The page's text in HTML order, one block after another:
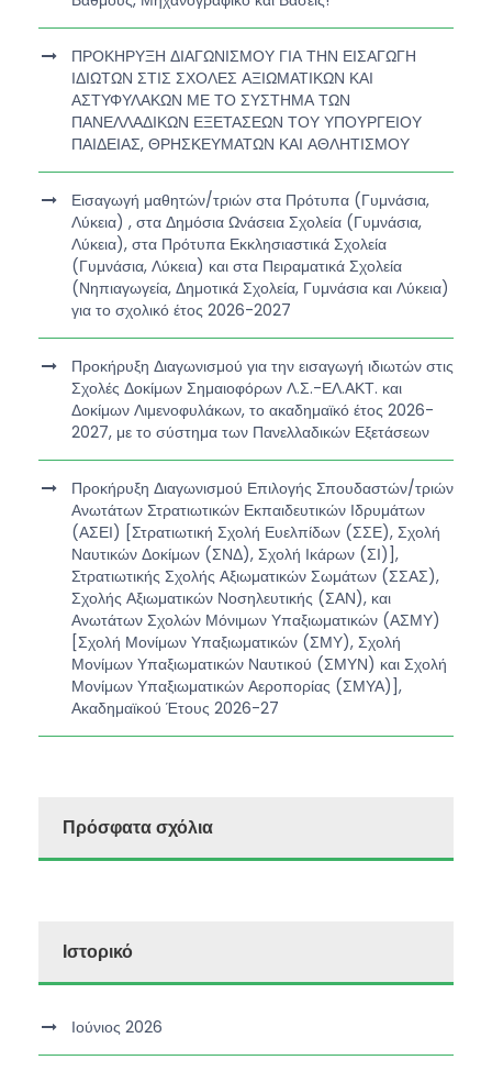
ΠΡΟΚΗΡΥΞΗ ΔΙΑΓΩΝΙΣΜΟΥ ΓΙΑ ΤΗΝ ΕΙΣΑΓΩΓΗ
ΙΔΙΩΤΩΝ ΣΤΙΣ ΣΧΟΛΕΣ ΑΞΙΩΜΑΤΙΚΩΝ ΚΑΙ
ΑΣΤΥΦΥΛΑΚΩΝ ΜΕ ΤΟ ΣΥΣΤΗΜΑ ΤΩΝ
ΠΑΝΕΛΛΑΔΙΚΩΝ ΕΞΕΤΑΣΕΩΝ ΤΟΥ ΥΠΟΥΡΓΕΙΟΥ
ΠΑΙΔΕΙΑΣ, ΘΡΗΣΚΕΥΜΑΤΩΝ ΚΑΙ ΑΘΛΗΤΙΣΜΟΥ
Εισαγωγή μαθητών/τριών στα Πρότυπα (Γυμνάσια,
Λύκεια) , στα Δημόσια Ωνάσεια Σχολεία (Γυμνάσια,
Λύκεια), στα Πρότυπα Εκκλησιαστικά Σχολεία
(Γυμνάσια, Λύκεια) και στα Πειραματικά Σχολεία
(Νηπιαγωγεία, Δημοτικά Σχολεία, Γυμνάσια και Λύκεια)
για το σχολικό έτος 2026-2027
Προκήρυξη Διαγωνισμού για την εισαγωγή ιδιωτών στις
Σχολές Δοκίμων Σημαιοφόρων Λ.Σ.-ΕΛ.ΑΚΤ. και
Δοκίμων Λιμενοφυλάκων, το ακαδημαϊκό έτος 2026-
2027, με το σύστημα των Πανελλαδικών Εξετάσεων
Προκήρυξη Διαγωνισμού Επιλογής Σπουδαστών/τριών
Ανωτάτων Στρατιωτικών Εκπαιδευτικών Ιδρυμάτων
(ΑΣΕΙ) [Στρατιωτική Σχολή Ευελπίδων (ΣΣΕ), Σχολή
Ναυτικών Δοκίμων (ΣΝΔ), Σχολή Ικάρων (ΣΙ)],
Στρατιωτικής Σχολής Αξιωματικών Σωμάτων (ΣΣΑΣ),
Σχολής Αξιωματικών Νοσηλευτικής (ΣΑΝ), και
Ανωτάτων Σχολών Μόνιμων Υπαξιωματικών (ΑΣΜΥ)
[Σχολή Μονίμων Υπαξιωματικών (ΣΜΥ), Σχολή
Μονίμων Υπαξιωματικών Ναυτικού (ΣΜΥΝ) και Σχολή
Μονίμων Υπαξιωματικών Αεροπορίας (ΣΜΥΑ)],
Ακαδημαϊκού Έτους 2026-27
Πρόσφατα σχόλια
Ιστορικό
Ιούνιος 2026